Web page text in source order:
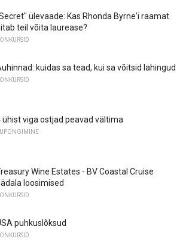
ülevaade: Kas Rhonda Byrne'i raamat
teil võita laurease?
kuidas sa tead, kui sa võitsid lahingud
ühist viga ostjad peavad vältima
Wine Estates - BV Coastal Cruise
loosimised
puhkuslõksud